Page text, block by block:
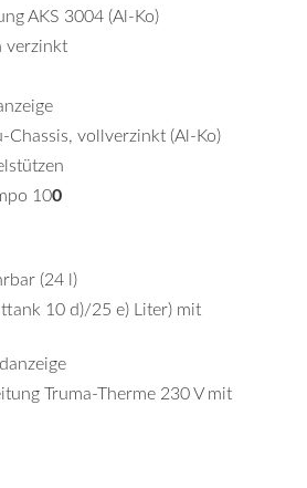
AKS 3004 (Al-Ko)
verzinkt
Chassis, vollverzinkt (Al-Ko)
100
(24 l)
10 d)/25 e) Liter) mit
Truma-Therme 230 V mit